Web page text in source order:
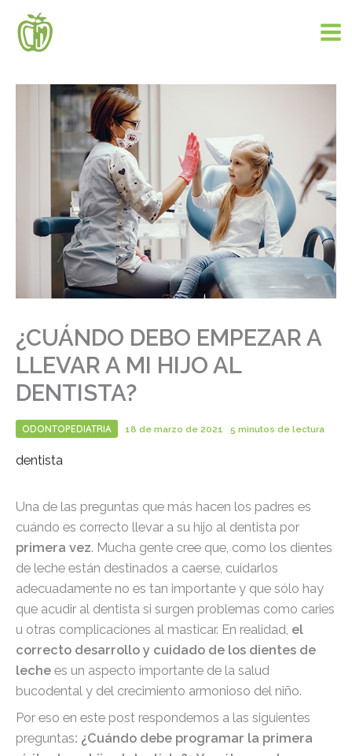
contenido
¿CUÁNDO DEBO EMPEZAR A
LLEVAR A MI HIJO AL
DENTISTA?
ODONTOPEDIATRIA 18 de marzo de 2021 5 minutos de lectura
dentista
Una de las preguntas que más hacen los padres es
cuándo es correcto llevar a su hijo al dentista por
primera vez. Mucha gente cree que, como los dientes
de leche están destinados a caerse, cuidarlos
adecuadamente no es tan importante y que sólo hay
que acudir al dentista si surgen problemas como caries
u otras complicaciones al masticar. En realidad, el
correcto desarrollo y cuidado de los dientes de
leche es un aspecto importante de la salud
bucodental y del crecimiento armonioso del niño.
Por eso en este post respondemos a las siguientes
preguntas: ¿Cuándo debe programar la primera